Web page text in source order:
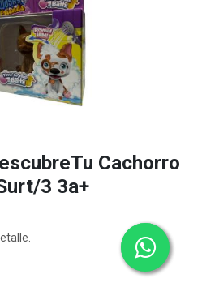
Cachorro
3 3a+